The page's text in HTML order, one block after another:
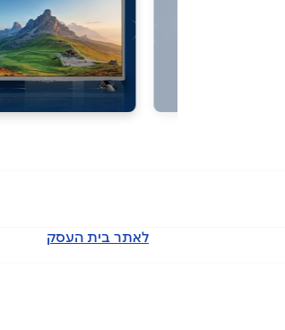
לאתר בית העסק